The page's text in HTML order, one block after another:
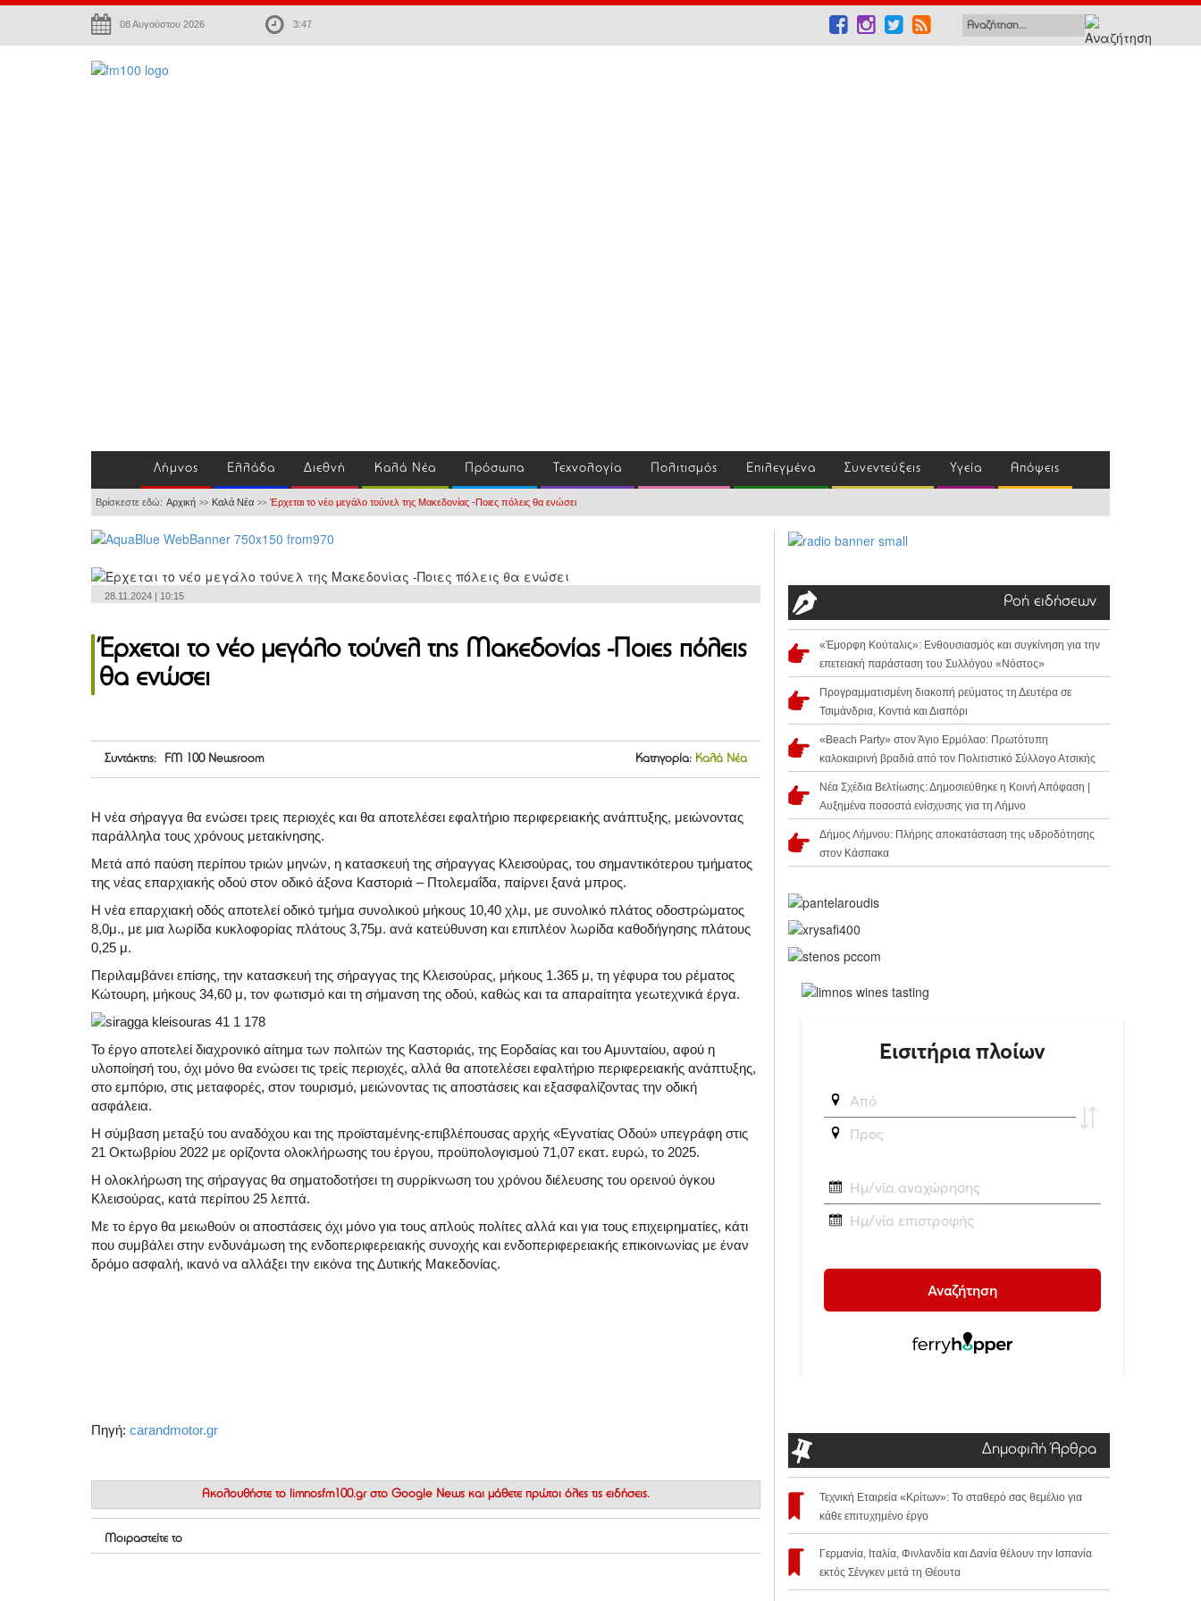
08 Αυγούστου 2026 3:47
Λήμνος Ελλάδα Διεθνή Καλά Νέα Πρόσωπα Τεχνολογία Πολιτισμός Επιλεγμένα Συνεντεύξεις Υγεία Απόψεις
Βρίσκεστε εδώ: Αρχική >> Καλά Νέα >> Έρχεται το νέο μεγάλο τούνελ της Μακεδονίας -Ποιες πόλεις θα ενώσει
28.11.2024 | 10:15
Έρχεται το νέο μεγάλο τούνελ της Μακεδονίας -Ποιες πόλεις
θα ενώσει
Συντάκτης: FM 100 Newsroom Κατηγορία: Καλά Νέα
H νέα σήραγγα θα ενώσει τρεις περιοχές και θα αποτελέσει εφαλτήριο περιφερειακής ανάπτυξης, μειώνοντας
παράλληλα τους χρόνους μετακίνησης.
Μετά από παύση περίπου τριών μηνών, η κατασκευή της σήραγγας Κλεισούρας, του σημαντικότερου τμήματος
της νέας επαρχιακής οδού στον οδικό άξονα Καστοριά – Πτολεμαΐδα, παίρνει ξανά μπρος.
H νέα επαρχιακή οδός αποτελεί οδικό τμήμα συνολικού μήκους 10,40 χλμ, με συνολικό πλάτος οδοστρώματος
8,0μ., με μια λωρίδα κυκλοφορίας πλάτους 3,75μ. ανά κατεύθυνση και επιπλέον λωρίδα καθοδήγησης πλάτους
0,25 μ.
Περιλαμβάνει επίσης, την κατασκευή της σήραγγας της Κλεισούρας, μήκους 1.365 μ, τη γέφυρα του ρέματος
Κώτουρη, μήκους 34,60 μ, τον φωτισμό και τη σήμανση της οδού, καθώς και τα απαραίτητα γεωτεχνικά έργα.
Το έργο αποτελεί διαχρονικό αίτημα των πολιτών της Καστοριάς, της Εορδαίας και του Αμυνταίου, αφού η
υλοποίησή του, όχι μόνο θα ενώσει τις τρείς περιοχές, αλλά θα αποτελέσει εφαλτήριο περιφερειακής ανάπτυξης,
στο εμπόριο, στις μεταφορές, στον τουρισμό, μειώνοντας τις αποστάσεις και εξασφαλίζοντας την οδική
ασφάλεια.
Η σύμβαση μεταξύ του αναδόχου και της προϊσταμένης-επιβλέπουσας αρχής «Εγνατίας Οδού» υπεγράφη στις
21 Οκτωβρίου 2022 με ορίζοντα ολοκλήρωσης του έργου, προϋπολογισμού 71,07 εκατ. ευρώ, το 2025.
Η ολοκλήρωση της σήραγγας θα σηματοδοτήσει τη συρρίκνωση του χρόνου διέλευσης του ορεινού όγκου
Κλεισούρας, κατά περίπου 25 λεπτά.
Με το έργο θα μειωθούν οι αποστάσεις όχι μόνο για τους απλούς πολίτες αλλά και για τους επιχειρηματίες, κάτι
που συμβάλει στην ενδυνάμωση της ενδοπεριφερειακής συνοχής και ενδοπεριφερειακής επικοινωνίας με έναν
δρόμο ασφαλή, ικανό να αλλάξει την εικόνα της Δυτικής Μακεδονίας.
Πηγή: carandmotor.gr
Ακολουθήστε το limnosfm100.gr στο Google News και μάθετε πρώτοι όλες τις ειδήσεις.
Μοιραστείτε το
Ροή ειδήσεων
«Έμορφη Κούταλις»: Ενθουσιασμός και συγκίνηση για την
επετειακή παράσταση του Συλλόγου «Νόστος»
Προγραμματισμένη διακοπή ρεύματος τη Δευτέρα σε
Τσιμάνδρια, Κοντιά και Διαπόρι
«Beach Party» στον Άγιο Ερμόλαο: Πρωτότυπη
καλοκαιρινή βραδιά από τον Πολιτιστικό Σύλλογο Ατσικής
Νέα Σχέδια Βελτίωσης: Δημοσιεύθηκε η Κοινή Απόφαση |
Αυξημένα ποσοστά ενίσχυσης για τη Λήμνο
Δήμος Λήμνου: Πλήρης αποκατάσταση της υδροδότησης
στον Κάσπακα
Δημοφιλή Άρθρα
Τεχνική Εταιρεία «Κρίτων»: Το σταθερό σας θεμέλιο για
κάθε επιτυχημένο έργο
Γερμανία, Ιταλία, Φινλανδία και Δανία θέλουν την Ισπανία
εκτός Σένγκεν μετά τη Θέουτα